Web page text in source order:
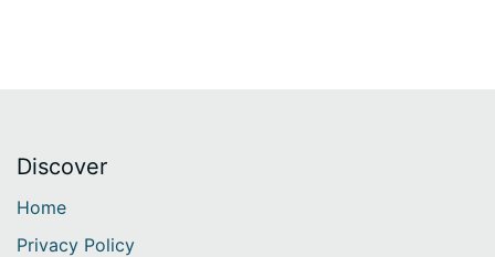
Discover​
Home
Privacy Policy